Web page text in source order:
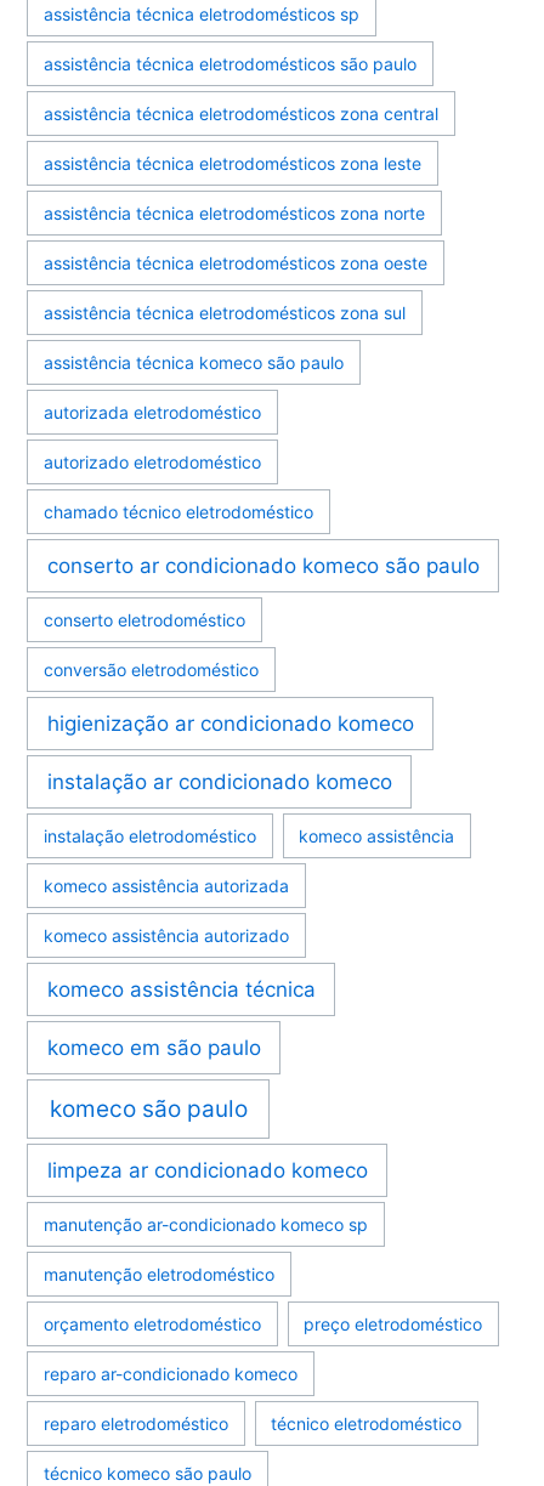
assistência técnica eletrodomésticos sp
assistência técnica eletrodomésticos são paulo
assistência técnica eletrodomésticos zona central
assistência técnica eletrodomésticos zona leste
assistência técnica eletrodomésticos zona norte
assistência técnica eletrodomésticos zona oeste
assistência técnica eletrodomésticos zona sul
assistência técnica komeco são paulo
autorizada eletrodoméstico
autorizado eletrodoméstico
chamado técnico eletrodoméstico
conserto ar condicionado komeco são paulo
conserto eletrodoméstico
conversão eletrodoméstico
higienização ar condicionado komeco
instalação ar condicionado komeco
instalação eletrodoméstico komeco assistência
komeco assistência autorizada
komeco assistência autorizado
komeco assistência técnica
komeco em são paulo
komeco são paulo
limpeza ar condicionado komeco
manutenção ar-condicionado komeco sp
manutenção eletrodoméstico
orçamento eletrodoméstico preço eletrodoméstico
reparo ar-condicionado komeco
reparo eletrodoméstico técnico eletrodoméstico
técnico komeco são paulo